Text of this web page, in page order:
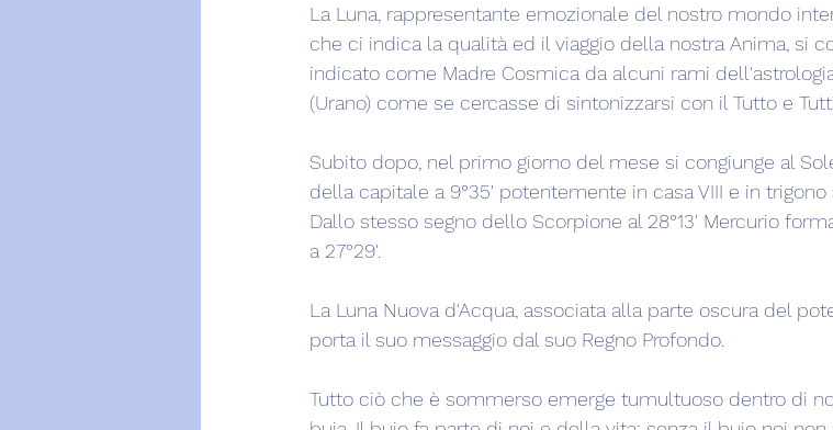
La Luna, rappresentante emozionale del nostro mondo
che ci indica la qualità ed il viaggio della nostra Anima, si
indicato come Madre Cosmica da alcuni rami
(Urano) come se cercasse di sintonizzarsi con il Tutto e
Subito dopo, nel primo giorno del mese si congiunge al
della capitale a 9°35' potentemente in casa VIII e in trigono
Dallo stesso segno dello Scorpione al 28°13' Mercurio
a 27°29'.
La Luna Nuova d'Acqua, associata alla parte oscura del
porta il suo messaggio dal suo Regno Profondo.
Tutto ciò che è sommerso emerge tumultuoso dentro di